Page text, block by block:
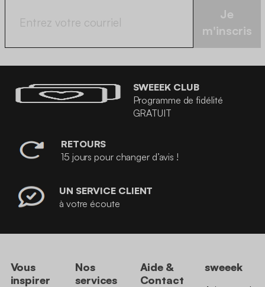
Je
m'inscris
SWEEEK CLUB
Programme de fidélité
GRATUIT
RETOURS
15 jours pour changer d’avis !
UN SERVICE CLIENT
à votre écoute
Vous
inspirer
Nos
services
Aide &
Contact
sweeek